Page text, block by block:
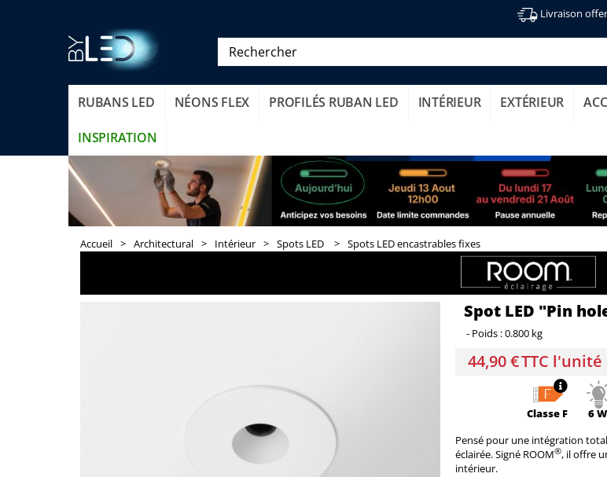
Livraison
RUBANS LED NÉONS FLEX PROFILÉS RUBAN LED INTÉRIEUR EXTÉRIEUR
INSPIRATION
Accueil > Architectural > Intérieur > Spots LED > Spots LED encastrables fixes
Spot LED "Pin
- Poids :0.800 kg
44,90 €TTC l'unité
Classe F 6 W
Pensé pour une intégration
éclairée. Signé ROOM®, il offre
intérieur.